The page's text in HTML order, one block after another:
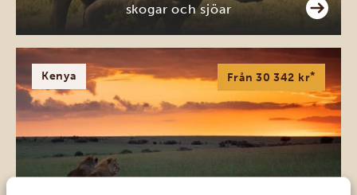
skogar och sjöar
Kenya Från 30 342 kr*